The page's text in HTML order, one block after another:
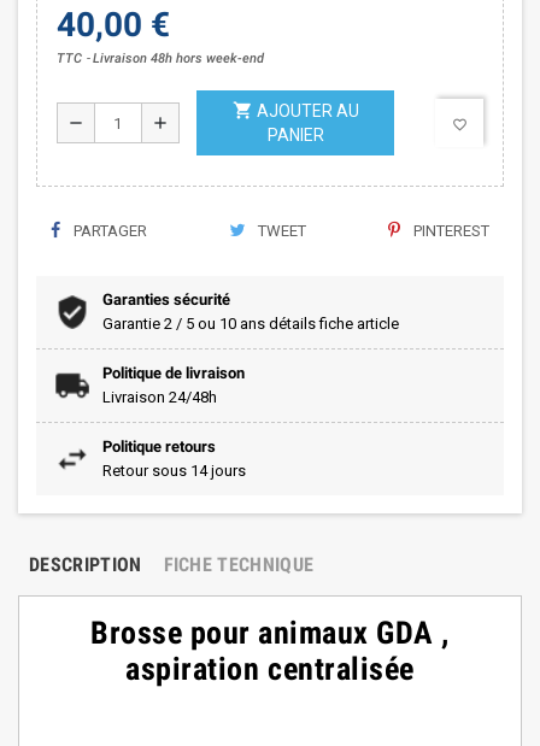
40,00 €
TTC Livraison 48h hors week-end
remove add
shopping_cart AJOUTER AU
PANIER
favorite_border
PARTAGER TWEET PINTEREST
Garanties sécurité
Garantie 2 / 5 ou 10 ans détails fiche article
Politique de livraison
Livraison 24/48h
Politique retours
Retour sous 14 jours
DESCRIPTION FICHE TECHNIQUE
Brosse pour animaux GDA ,
aspiration centralisée